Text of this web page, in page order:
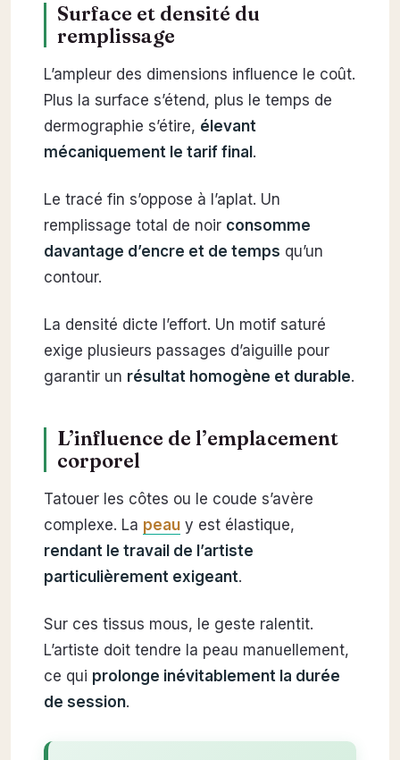
Surface et densité du
remplissage
L’ampleur des dimensions influence le coût.
Plus la surface s’étend, plus le temps de
dermographie s’étire, élevant
mécaniquement le tarif final.
Le tracé fin s’oppose à l’aplat. Un
remplissage total de noir consomme
davantage d’encre et de temps qu’un
contour.
La densité dicte l’effort. Un motif saturé
exige plusieurs passages d’aiguille pour
garantir un résultat homogène et durable.
L’influence de l’emplacement
corporel
Tatouer les côtes ou le coude s’avère
complexe. La peauy est élastique,
rendant le travail de l’artiste
particulièrement exigeant.
Sur ces tissus mous, le geste ralentit.
L’artiste doit tendre la peau manuellement,
ce qui prolonge inévitablement la durée
de session.